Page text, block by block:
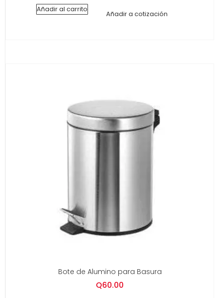
Añadir al carrito
Añadir a cotización
Bote de Alumino para Basura
Q60.00